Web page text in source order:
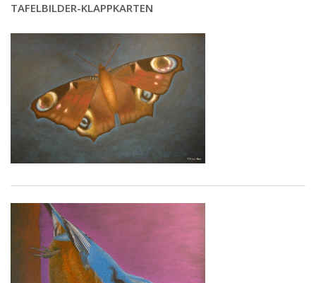
TAFELBILDER-KLAPPKARTEN